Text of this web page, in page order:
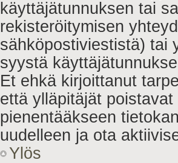
käyttäjätunnuksen tai
rekisteröitymisen
sähköpostiviestistä) tai
syystä
Et ehkä kirjoittanut
että ylläpitäjät
pienentääkseen
uudelleen ja ota
Ylös